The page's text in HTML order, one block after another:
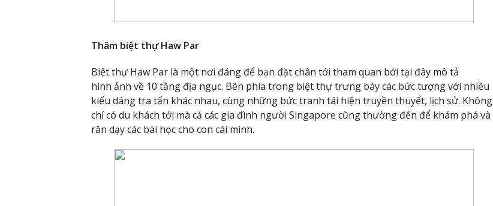
Thăm biệt thự Haw Par
Biệt thự Haw Par là một nơi đáng để bạn đặt chân tới tham quan bởi tại đây mô tả
hình ảnh về 10 tầng địa ngục. Bên phía trong biệt thự trưng bày các bức tượng với nhiều
kiểu dáng tra tấn khác nhau, cùng những bức tranh tái hiện truyền thuyết, lịch sử. Không
chỉ có du khách tới mà cả các gia đình người Singapore cũng thường đến để khám phá và
răn dạy các bài học cho con cái mình.